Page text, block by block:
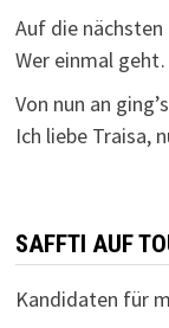
Auf die
Wer einmal
Von nun an
Ich liebe Traisa,
SAFFTI AUF
Kandidaten für